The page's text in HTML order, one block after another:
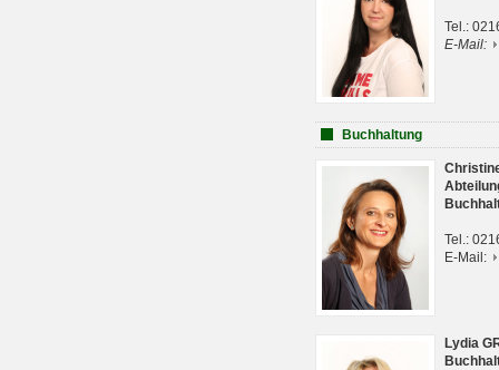
Tel.:
E-Mail:
Buchhaltung
Tel.:
E-Mail:
Lydia